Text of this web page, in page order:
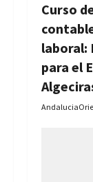
Curso
laboral:
para el